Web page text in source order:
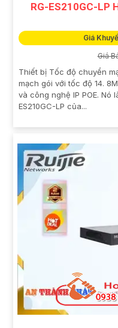
RG-ES210GC-LP
Giá
Giá
Thiết bị Tốc độ chuyển
mạch gói với tốc độ 14.
và công nghệ IP POE. Nó
ES210GC-LP của...